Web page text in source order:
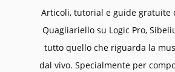
Articoli, tutorial e guide gratuite
Quagliariello su Logic Pro,
tutto quello che riguarda la
dal vivo. Specialmente per